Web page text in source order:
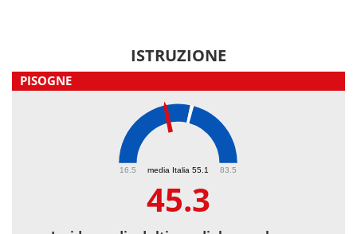
ISTRUZIONE
PISOGNE
media Italia 55.1
16.5 83.5
45.3